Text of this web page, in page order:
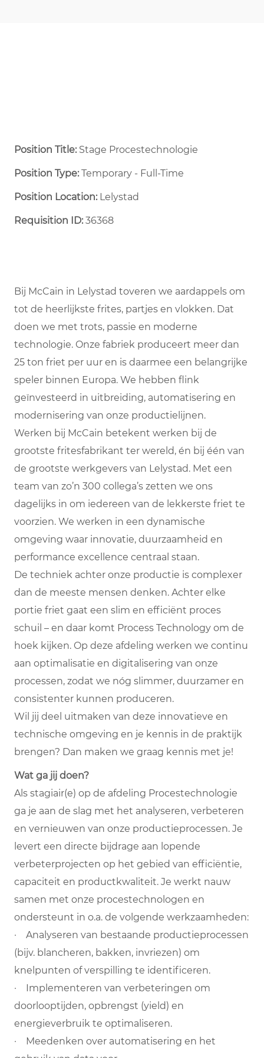
Position Title: Stage Procestechnologie
Position Type:Temporary - Full-Time ​
Position Location: Lelystad
Requisition ID:36368
Bij McCain in Lelystad toveren we aardappels om
tot de heerlijkste frites, partjes en vlokken. Dat
doen we met trots, passie en moderne
technologie. Onze fabriek produceert meer dan
25 ton friet per uur en is daarmee een belangrijke
speler binnen Europa. We hebben flink
geïnvesteerd in uitbreiding, automatisering en
modernisering van onze productielijnen.
Werken bij McCain betekent werken bij de
grootste fritesfabrikant ter wereld, én bij één van
de grootste werkgevers van Lelystad. Met een
team van zo’n 300 collega’s zetten we ons
dagelijks in om iedereen van de lekkerste friet te
voorzien. We werken in een dynamische
omgeving waar innovatie, duurzaamheid en
performance excellence centraal staan.
De techniek achter onze productie is complexer
dan de meeste mensen denken. Achter elke
portie friet gaat een slim en efficiënt proces
schuil – en daar komt Process Technology om de
hoek kijken. Op deze afdeling werken we continu
aan optimalisatie en digitalisering van onze
processen, zodat we nóg slimmer, duurzamer en
consistenter kunnen produceren.
Wil jij deel uitmaken van deze innovatieve en
technische omgeving en je kennis in de praktijk
brengen? Dan maken we graag kennis met je!
Wat ga jij doen?
Als stagiair(e) op de afdeling Procestechnologie
ga je aan de slag met het analyseren, verbeteren
en vernieuwen van onze productieprocessen. Je
levert een directe bijdrage aan lopende
verbeterprojecten op het gebied van efficiëntie,
capaciteit en productkwaliteit. Je werkt nauw
samen met onze procestechnologen en
ondersteunt in o.a. de volgende werkzaamheden:
· Analyseren van bestaande productieprocessen
(bijv. blancheren, bakken, invriezen) om
knelpunten of verspilling te identificeren.
· Implementeren van verbeteringen om
doorlooptijden, opbrengst (yield) en
energieverbruik te optimaliseren.
· Meedenken over automatisering en het